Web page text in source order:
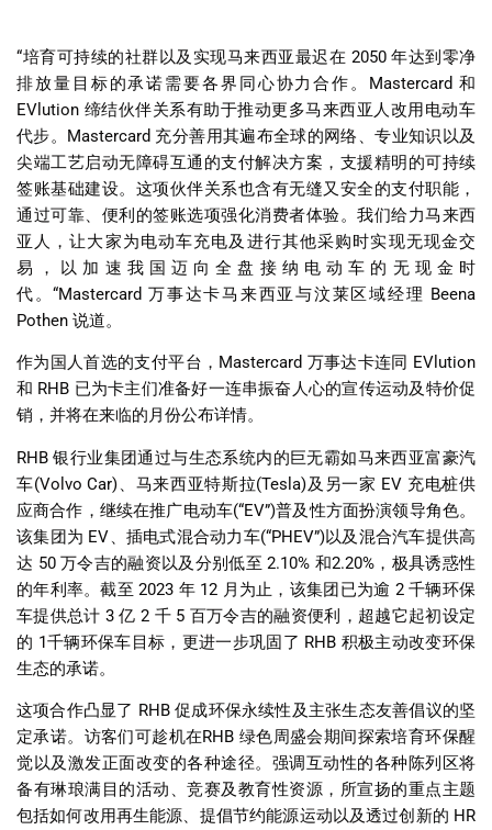
“培育可持续的社群以及实现马来西亚最迟在 2050 年达到零净
排放量目标的承诺需要各界同心协力合作。 Mastercard和
EVlution 缔结伙伴关系有助于推动更多马来西亚人改用电动车
代步。 Mastercard 充分善用其遍布全球的网络、专业知识以及
尖端工艺启动无障碍互通的支付解决方案，支援精明的可持续
签账基础建设。这项伙伴关系也含有无缝又安全的支付职能，
通过可靠、便利的签账选项强化消费者体验。我们给力马来西
亚人，让大家为电动车充电及进行其他采购时实现无现金交
易，以加速我国迈向全盘接纳电动车的无现金时
代。“Mastercard万事达卡马来西亚与汶莱区域经理 Beena
Pothen 说道。
作为国人首选的支付平台， Mastercard 万事达卡连同 EVlution
和 RHB 已为卡主们准备好一连串振奋人心的宣传运动及特价促
销，并将在来临的月份公布详情。
RHB银行业集团通过与生态系统内的巨无霸如马来西亚富豪汽
车(Volvo Car) 、马来西亚特斯拉(Tesla)及另一家 EV 充电桩供
应商合作，继续在推广电动车(“EV”)普及性方面扮演领导角色。
该集团为 EV 、插电式混合动力车(“PHEV”)以及混合汽车提供高
达 50万令吉的融资以及分别低至2.10% 和2.20% ，极具诱惑性
的年利率。截至2023 年 12 月为止，该集团已为逾 2千辆环保
车提供总计3亿2 千 5 百万令吉的融资便利，超越它起初设定
的 1千辆环保车目标，更进一步巩固了 RHB 积极主动改变环保
生态的承诺。
这项合作凸显了 RHB促成环保永续性及主张生态友善倡议的坚
定承诺。访客们可趁机在RHB 绿色周盛会期间探索培育环保醒
觉以及激发正面改变的各种途径。强调互动性的各种陈列区将
备有琳琅满目的活动、竞赛及教育性资源，所宣扬的重点主题
包括如何改用再生能源、提倡节约能源运动以及透过创新的 HR